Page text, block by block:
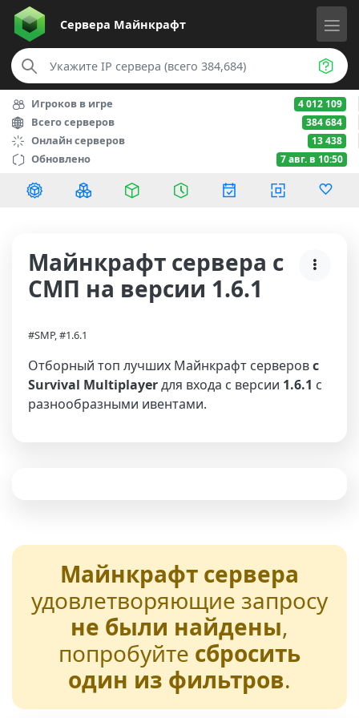
Сервера Майнкрафт
Игроков в игре 4 012 109
Всего серверов 384 684
Онлайн серверов 13 438
Обновлено 7 авг. в 10:50
Майнкрафт сервера с
СМП на версии 1.6.1
#SMP, #1.6.1
Отборный топ лучших Майнкрафт серверовс
Survival Multiplayerдля входа с версии 1.6.1 с
разнообразными ивентами.
Майнкрафт сервера
удовлетворяющие запросу
не были найдены,
попробуйте сбросить
один из фильтров.